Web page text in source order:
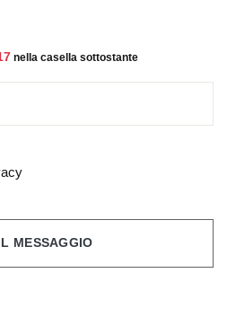
nella casella sottostante
MESSAGGIO